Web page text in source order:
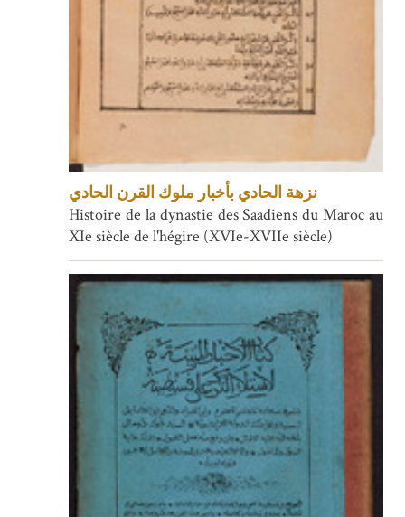
نزهة الحادي بأخبار ملوك القرن الحادي
Histoire de la dynastie des Saadiens du Maroc au
XIe siècle de l'hégire (XVIe-XVIIe siècle)